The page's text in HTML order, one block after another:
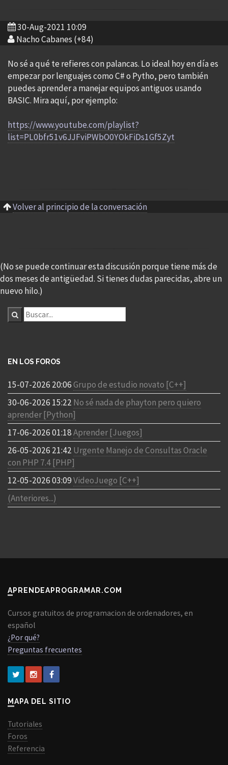
30-Aug-2021 10:09
Nacho Cabanes (+84)
No sé a qué te refieres con palancas. Lo ideal hoy en día es
empezar por lenguajes como C# o Pytho, pero también
puedes aprender a manejar equipos antiguos usando
BASIC. Mira aquí, por ejemplo:
https://www.youtube.com/playlist?
list=PL0bfr51v6JJFviPWbO0YOkFiDs1Gf5Zyt
Volver al principio de la conversación
(No se puede continuar esta discusión porque tiene más de
dos meses de antigüedad. Si tienes dudas parecidas, abre un
nuevo hilo.)
EN LOS FOROS
15-07-2026 20:06Grupo de estudio novato [C++]
30-06-2026 15:22 No sé nada de phayton pero quiero
aprender [Python]
17-06-2026 01:18Aprender [Juegos]
26-05-2026 21:42 Urgente Manejo de Consultas Oracle
con PHP 7.4 [PHP]
12-05-2026 03:09VideoJuego [C++]
(Anteriores...)
APRENDEAPROGRAMAR.COM
Cursos gratuitos de programacion de ordenadores, en
español
¿Por qué?
Preguntas frecuentes
MAPA DEL SITIO
Tutoriales
Foros
Referencia